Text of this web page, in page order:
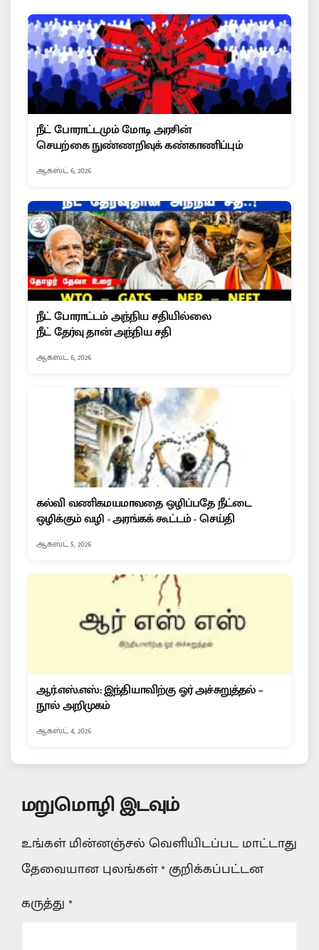
நீட் போராட்டமும் மோடி அரசின்
செயற்கை நுண்ணறிவுக் கண்காணிப்பும்
ஆகஸ்ட் 6, 2026
நீட் போராட்டம் அந்நிய சதியில்லை
நீட் தேர்வு தான் அந்நிய சதி
ஆகஸ்ட் 6, 2026
கல்வி வணிகமயமாவதை ஒழிப்பதே நீட்டை
ஒழிக்கும் வழி - அரங்கக் கூட்டம் - செய்தி
ஆகஸ்ட் 5, 2026
ஆர்.எஸ்.எஸ்: இந்தியாவிற்கு ஓர் அச்சுறுத்தல் –
நூல் அறிமுகம்
ஆகஸ்ட் 4, 2026
மறுமொழி இடவும்
உங்கள் மின்னஞ்சல் வெளியிடப்பட மாட்டாது
தேவையான புலங்கள்*குறிக்கப்பட்டன
கருத்து*